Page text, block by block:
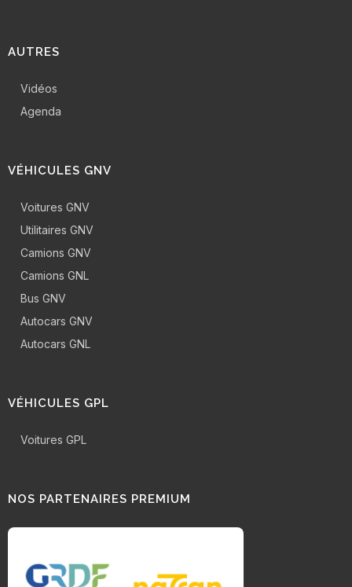
AUTRES
Vidéos
Agenda
VÉHICULES GNV
Voitures GNV
Utilitaires GNV
Camions GNV
Camions GNL
Bus GNV
Autocars GNV
Autocars GNL
VÉHICULES GPL
Voitures GPL
NOS PARTENAIRES PREMIUM